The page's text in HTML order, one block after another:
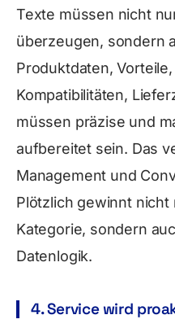
Texte müssen nicht
überzeugen, sondern
Produktdaten,
Kompatibilitäten,
müssen präzise und
aufbereitet sein. Das
Management und
Plötzlich gewinnt
Kategorie, sondern
Datenlogik.
4. Service wird